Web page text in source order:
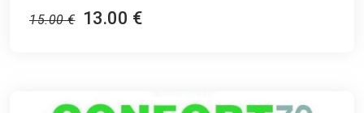
15.00 €
13.00 €